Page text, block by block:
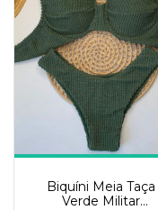
Biquíni Meia Taça
Verde Militar